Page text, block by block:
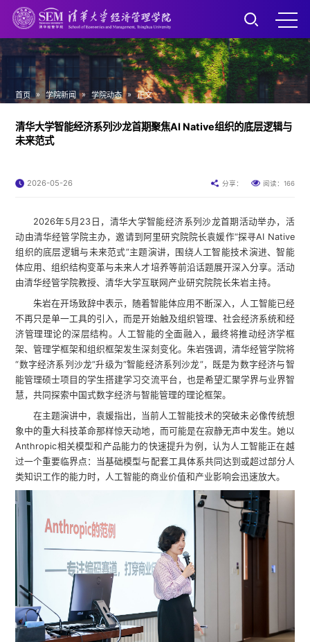
首页 » 学院新闻 » 学院动态 » 正文
清华大学智能经济系列沙龙首期聚焦AI Native组织的底层逻辑与
未来范式
2026-05-26 分享： 阅读： 166
2026年5月23日，清华大学智能经济系列沙龙首期活动举办，活
动由清华经管学院主办，邀请到阿里研究院院长袁媛作“探寻AI Native
组织的底层逻辑与未来范式”主题演讲，围绕人工智能技术演进、智能
体应用、组织结构变革与未来人才培养等前沿话题展开深入分享。活动
由清华经管学院教授、清华大学互联网产业研究院院长朱岩主持。
朱岩在开场致辞中表示，随着智能体应用不断深入，人工智能已经
不再只是单一工具的引入，而是开始触及组织管理、社会经济系统和经
济管理理论的深层结构。人工智能的全面融入，最终将推动经济学框
架、管理学框架和组织框架发生深刻变化。朱岩强调，清华经管学院将
“数字经济系列沙龙”升级为“智能经济系列沙龙”，既是为数字经济与智
能管理硕士项目的学生搭建学习交流平台，也是希望汇聚学界与业界智
慧，共同探索中国式数字经济与智能管理的理论框架。
在主题演讲中，袁媛指出，当前人工智能技术的突破未必像传统想
象中的重大科技革命那样惊天动地，而可能是在寂静无声中发生。她以
Anthropic相关模型和产品能力的快速提升为例，认为人工智能正在越
过一个重要临界点：当基础模型与配套工具体系共同达到或超过部分人
类知识工作的能力时，人工智能的商业价值和产业影响会迅速放大。